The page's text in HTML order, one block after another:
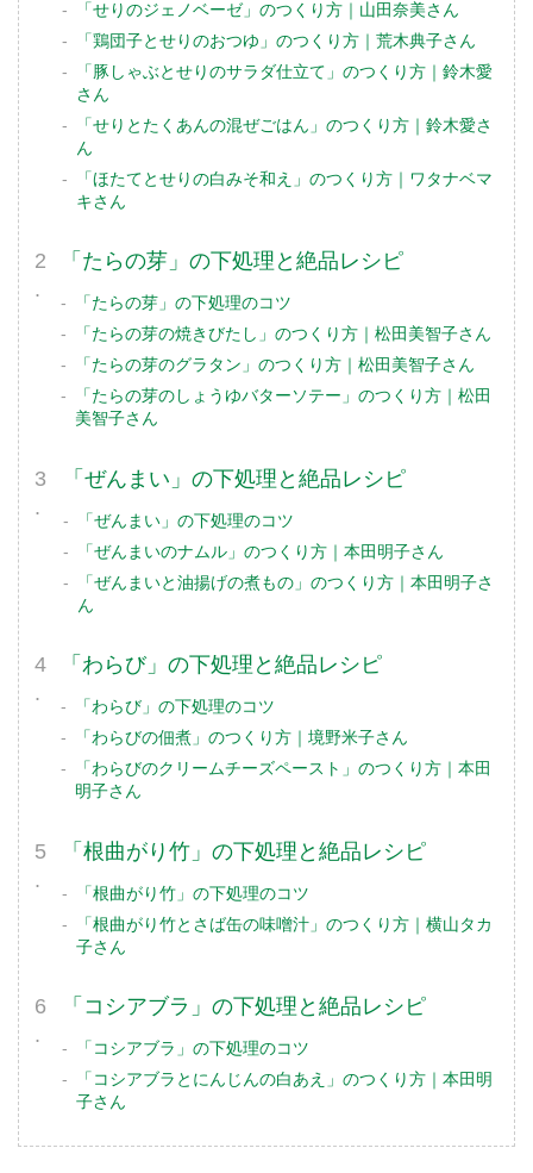
「せりのジェノベーゼ」のつくり方｜山田奈美さん
「鶏団子とせりのおつゆ」のつくり方｜荒木典子さん
「豚しゃぶとせりのサラダ仕立て」のつくり方｜鈴木愛
さん
「せりとたくあんの混ぜごはん」のつくり方｜鈴木愛さ
ん
「ほたてとせりの白みそ和え」のつくり方｜ワタナベマ
キさん
「たらの芽」の下処理と絶品レシピ
「たらの芽」の下処理のコツ
「たらの芽の焼きびたし」のつくり方｜松田美智子さん
「たらの芽のグラタン」のつくり方｜松田美智子さん
「たらの芽のしょうゆバターソテー」のつくり方｜松田
美智子さん
「ぜんまい」の下処理と絶品レシピ
「ぜんまい」の下処理のコツ
「ぜんまいのナムル」のつくり方｜本田明子さん
「ぜんまいと油揚げの煮もの」のつくり方｜本田明子さ
ん
「わらび」の下処理と絶品レシピ
「わらび」の下処理のコツ
「わらびの佃煮」のつくり方｜境野米子さん
「わらびのクリームチーズペースト」のつくり方｜本田
明子さん
「根曲がり竹」の下処理と絶品レシピ
「根曲がり竹」の下処理のコツ
「根曲がり竹とさば缶の味噌汁」のつくり方｜横山タカ
子さん
「コシアブラ」の下処理と絶品レシピ
「コシアブラ」の下処理のコツ
「コシアブラとにんじんの白あえ」のつくり方｜本田明
子さん